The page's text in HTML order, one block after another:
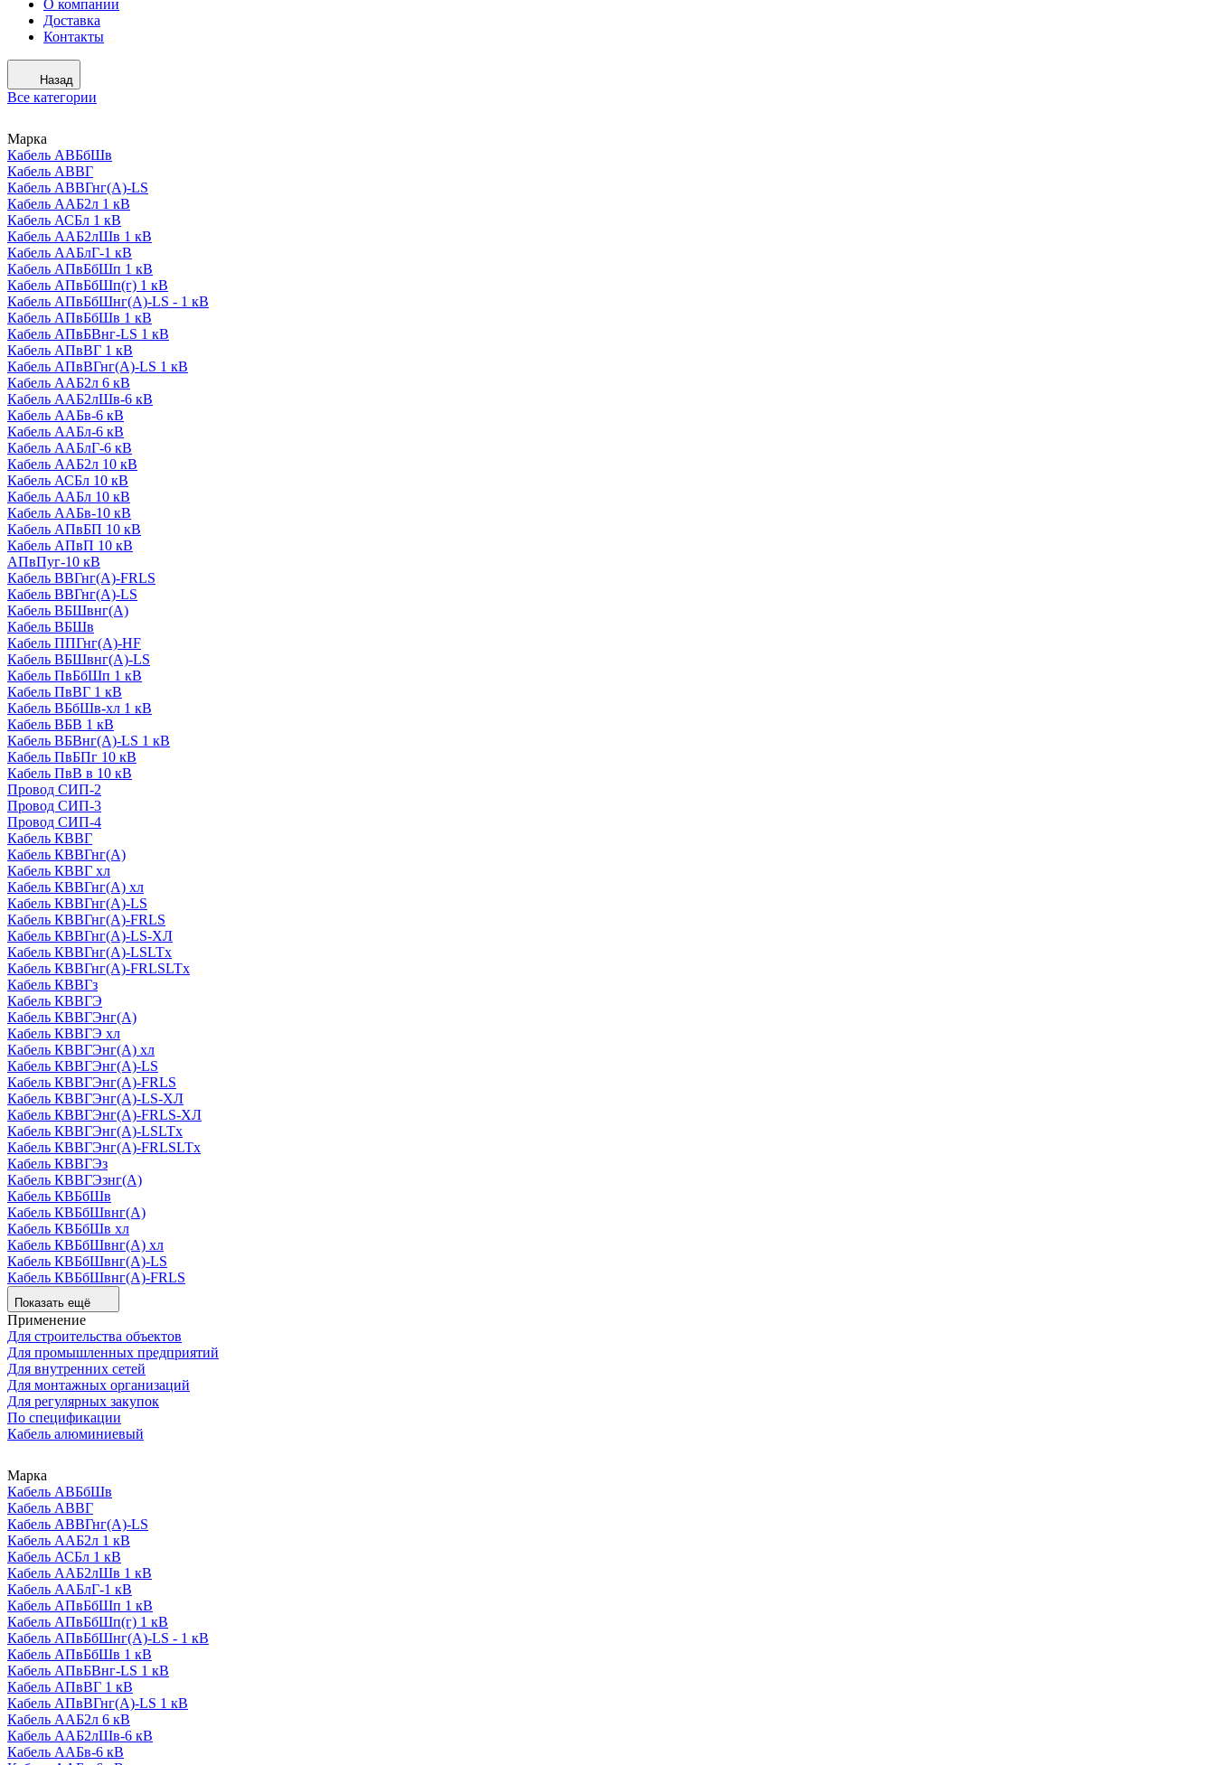
О компании
Доставка
Контакты
Назад
Все категории
Марка
Кабель АВБбШв
Кабель АВВГ
Кабель АВВГнг(А)-LS
Кабель ААБ2л 1 кВ
Кабель АСБл 1 кВ
Кабель ААБ2лШв 1 кВ
Кабель ААБлГ-1 кВ
Кабель АПвБбШп 1 кВ
Кабель АПвБбШп(г) 1 кВ
Кабель АПвБбШнг(А)-LS - 1 кВ
Кабель АПвБбШв 1 кВ
Кабель АПвБВнг-LS 1 кВ
Кабель АПвВГ 1 кВ
Кабель АПвВГнг(А)-LS 1 кВ
Кабель ААБ2л 6 кВ
Кабель ААБ2лШв-6 кВ
Кабель ААБв-6 кВ
Кабель ААБл-6 кВ
Кабель ААБлГ-6 кВ
Кабель ААБ2л 10 кВ
Кабель АСБл 10 кВ
Кабель ААБл 10 кВ
Кабель ААБв-10 кВ
Кабель АПвБП 10 кВ
Кабель АПвП 10 кВ
АПвПуг-10 кВ
Кабель ВВГнг(А)-FRLS
Кабель ВВГнг(А)-LS
Кабель ВБШвнг(А)
Кабель ВБШв
Кабель ППГнг(А)-HF
Кабель ВБШвнг(А)-LS
Кабель ПвБбШп 1 кВ
Кабель ПвВГ 1 кВ
Кабель ВБбШв-хл 1 кВ
Кабель ВБВ 1 кВ
Кабель ВБВнг(А)-LS 1 кВ
Кабель ПвБПг 10 кВ
Кабель ПвВ в 10 кВ
Провод СИП-2
Провод СИП-3
Провод СИП-4
Кабель КВВГ
Кабель КВВГнг(А)
Кабель КВВГ хл
Кабель КВВГнг(А) хл
Кабель КВВГнг(А)-LS
Кабель КВВГнг(А)-FRLS
Кабель КВВГнг(А)-LS-ХЛ
Кабель КВВГнг(А)-LSLTx
Кабель КВВГнг(А)-FRLSLTx
Кабель КВВГз
Кабель КВВГЭ
Кабель КВВГЭнг(А)
Кабель КВВГЭ хл
Кабель КВВГЭнг(А) хл
Кабель КВВГЭнг(А)-LS
Кабель КВВГЭнг(А)-FRLS
Кабель КВВГЭнг(А)-LS-ХЛ
Кабель КВВГЭнг(А)-FRLS-ХЛ
Кабель КВВГЭнг(А)-LSLTx
Кабель КВВГЭнг(А)-FRLSLTx
Кабель КВВГЭз
Кабель КВВГЭзнг(А)
Кабель КВБбШв
Кабель КВБбШвнг(А)
Кабель КВБбШв хл
Кабель КВБбШвнг(А) хл
Кабель КВБбШвнг(А)-LS
Кабель КВБбШвнг(А)-FRLS
Показать ещё
Применение
Для строительства объектов
Для промышленных предприятий
Для внутренних сетей
Для монтажных организаций
Для регулярных закупок
По спецификации
Кабель алюминиевый
Марка
Кабель АВБбШв
Кабель АВВГ
Кабель АВВГнг(А)-LS
Кабель ААБ2л 1 кВ
Кабель АСБл 1 кВ
Кабель ААБ2лШв 1 кВ
Кабель ААБлГ-1 кВ
Кабель АПвБбШп 1 кВ
Кабель АПвБбШп(г) 1 кВ
Кабель АПвБбШнг(А)-LS - 1 кВ
Кабель АПвБбШв 1 кВ
Кабель АПвБВнг-LS 1 кВ
Кабель АПвВГ 1 кВ
Кабель АПвВГнг(А)-LS 1 кВ
Кабель ААБ2л 6 кВ
Кабель ААБ2лШв-6 кВ
Кабель ААБв-6 кВ